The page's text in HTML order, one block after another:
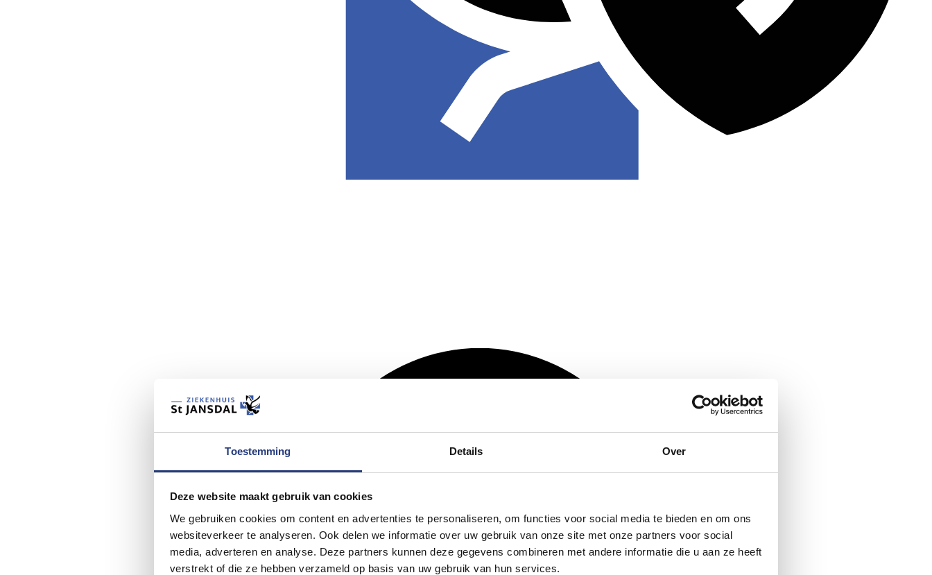
Toestemming Details Over
Deze website maakt gebruik van cookies
We gebruiken cookies om content en advertenties te personaliseren, om functies voor social media te bieden en om ons
websiteverkeer te analyseren. Ook delen we informatie over uw gebruik van onze site met onze partners voor social
media, adverteren en analyse. Deze partners kunnen deze gegevens combineren met andere informatie die u aan ze heeft
verstrekt of die ze hebben verzameld op basis van uw gebruik van hun services.